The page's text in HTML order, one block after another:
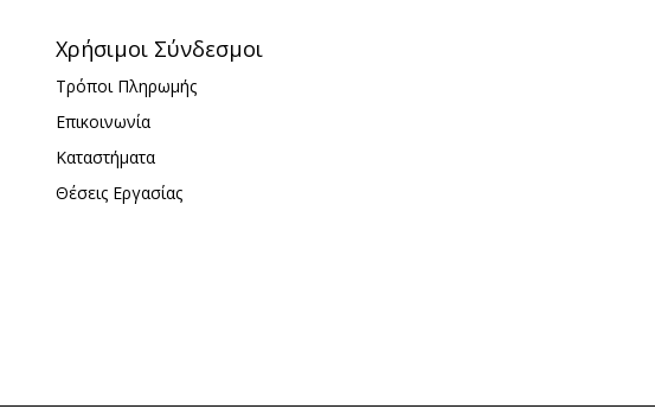
Χρήσιμοι Σύνδεσμοι
Τρόποι Πληρωμής
Επικοινωνία
Καταστήματα
Θέσεις Εργασίας